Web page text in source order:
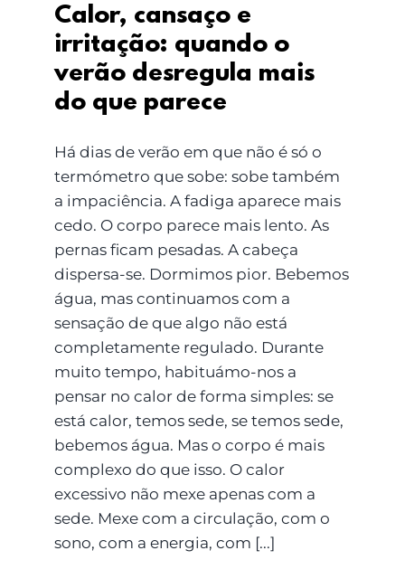
Calor, cansaço e
irritação: quando o
verão desregula mais
do que parece
Há dias de verão em que não é só o
termómetro que sobe: sobe também
a impaciência. A fadiga aparece mais
cedo. O corpo parece mais lento. As
pernas ficam pesadas. A cabeça
dispersa-se. Dormimos pior. Bebemos
água, mas continuamos com a
sensação de que algo não está
completamente regulado. Durante
muito tempo, habituámo-nos a
pensar no calor de forma simples: se
está calor, temos sede, se temos sede,
bebemos água. Mas o corpo é mais
complexo do que isso. O calor
excessivo não mexe apenas com a
sede. Mexe com a circulação, com o
sono, com a energia, com [...]